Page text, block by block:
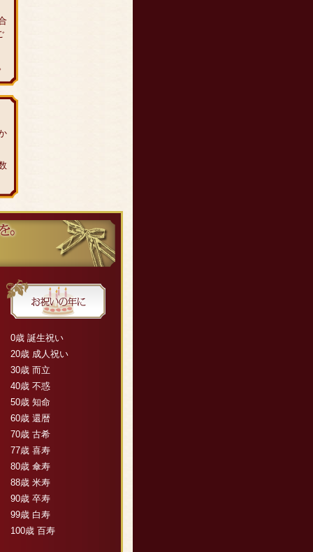
0歳 誕生祝い
20歳 成人祝い
30歳 而立
40歳 不惑
50歳 知命
60歳 還暦
70歳 古希
77歳 喜寿
80歳 傘寿
88歳 米寿
90歳 卒寿
99歳 白寿
100歳 百寿